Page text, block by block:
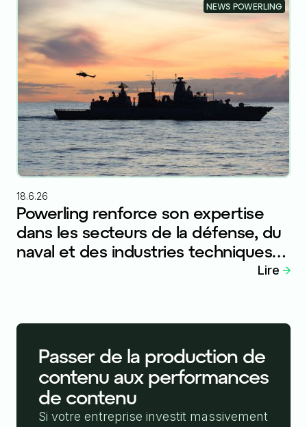
18.6.26
Powerling renforce son expertise
dans les secteurs de la défense, du
naval et des industries techniques
Lire
NEWS POWERLING
Passer de la production de
contenu aux performances
de contenu
Si votre entreprise investit massivement